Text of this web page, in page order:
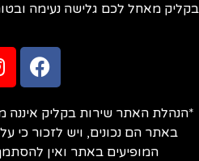
מאחל לכם גלישה נעימה
האתר שירות בקליק איננה
באתר הם נכונים, ויש לזכור כי
המופיעים באתר ואין